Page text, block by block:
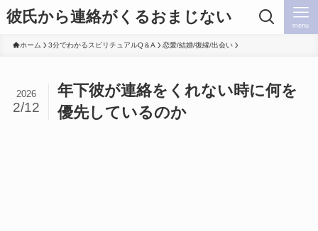
彼氏から連絡がくるおまじない menu
ホーム 3分でわかるスピリチュアルQ＆A 恋愛/結婚/復縁/出会い
年下彼が連絡をくれない時に何を
優先しているのか
2026
2/12